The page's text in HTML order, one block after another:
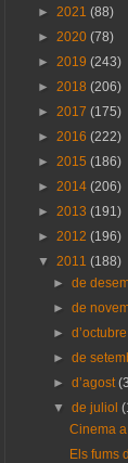
► 2021 (88)
► 2020 (78)
► 2019 (243)
► 2018 (206)
► 2017 (175)
► 2016 (222)
► 2015 (186)
► 2014 (206)
► 2013 (191)
► 2012 (196)
▼ 2011 (188)
►de
►de
►
►de
►d’agost
▼de juliol
Cinema
Els fums